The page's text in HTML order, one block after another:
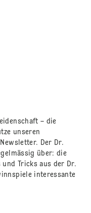
– die
unseren
Der Dr.
über: die
Tricks aus der Dr.
interessante